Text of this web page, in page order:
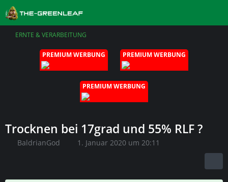
ERNTE & VERARBEITUNG
PREMIUM WERBUNG PREMIUM WERBUNG
PREMIUM WERBUNG
Trocknen bei 17grad und 55% RLF ?
BaldrianGod 1. Januar 2020 um 20:11